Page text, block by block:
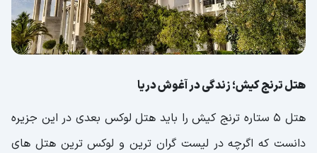
هتل ترنج کیش؛ زندگی در آغوش دریا
هتل 5 ستاره ترنج کیش را باید هتل لوکس بعدی در این جزیره
دانست که اگرچه در لیست گران ترین و لوکس ترین هتل های